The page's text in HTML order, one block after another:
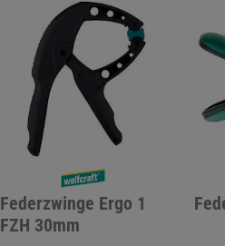
Federzwinge Ergo 1
FZH 30mm